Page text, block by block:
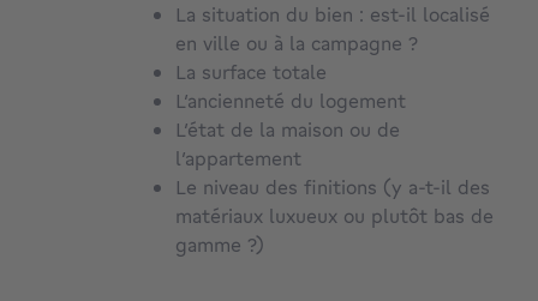
La situation du bien : est-il localisé
en ville ou à la campagne ?
La surface totale
L’ancienneté du logement
L’état de la maison ou de
l’appartement
Le niveau des finitions (y a-t-il des
matériaux luxueux ou plutôt bas de
gamme ?)